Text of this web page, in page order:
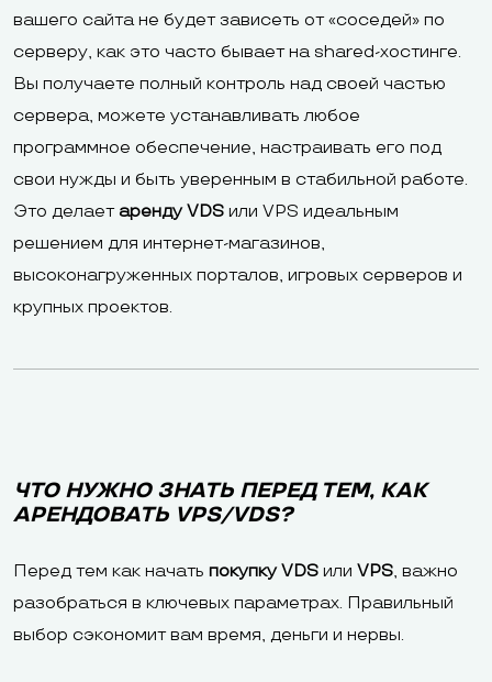
вашего сайта не будет зависеть от «соседей» по
серверу, как это часто бывает на shared-хостинге.
Вы получаете полный контроль над своей частью
сервера, можете устанавливать любое
программное обеспечение, настраивать его под
свои нужды и быть уверенным в стабильной работе.
Это делает аренду VDS или VPS идеальным
решением для интернет-магазинов,
высоконагруженных порталов, игровых серверов и
крупных проектов.
ЧТО НУЖНО ЗНАТЬ ПЕРЕД ТЕМ, КАК
АРЕНДОВАТЬ VPS/VDS?
Перед тем как начать покупку VDS или VPS, важно
разобраться в ключевых параметрах. Правильный
выбор сэкономит вам время, деньги и нервы.